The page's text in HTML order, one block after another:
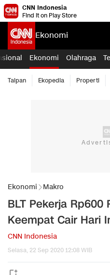
CNN Indonesia
Find it on Play Store
Ekonomi
Ekonomi Olahraga
Taipan Ekopedia Properti
Ekonomi Makro
BLT Pekerja Rp600
Keempat Cair Hari
CNN Indonesia
Selasa, 22 Sep 2020 12:08 WIB